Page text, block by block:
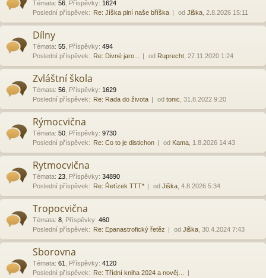
Témata: 56 Příspěvky: 1624
Poslední příspěvek: Re: Jíška plní naše bříška od Jiška , 2.8.2026 15:11
Dílny
Témata: 55 Příspěvky: 494
Poslední příspěvek: Re: Divné jaro... od Ruprecht , 27.11.2020 1:24
Zvláštní škola
Témata: 56 Příspěvky: 1629
Poslední příspěvek: Re: Rada do života od tonic , 31.8.2022 9:20
Rýmocvična
Témata: 50 Příspěvky: 9730
Poslední příspěvek: Re: Co to je distichon od Kama , 1.8.2026 14:43
Rytmocvična
Témata: 23 Příspěvky: 34890
Poslední příspěvek: Re: Řetízek TTT* od Jiška , 4.8.2026 5:34
Tropocvična
Témata: 8 Příspěvky: 460
Poslední příspěvek: Re: Epanastrofický řetěz od Jiška , 30.4.2024 7:43
Sborovna
Témata: 61 Příspěvky: 4120
Poslední příspěvek: Re: Třídní kniha 2024 a nověj…